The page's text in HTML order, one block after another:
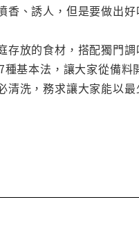
香、誘人，但是要做出
存放的食材，搭配獨門
基本法，讓大家從備
清洗，務求讓大家能以